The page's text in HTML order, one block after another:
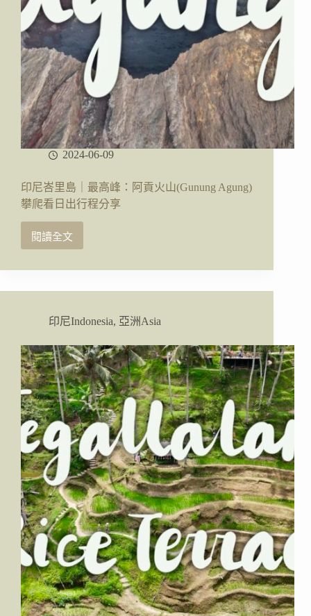
2024-06-09
印尼峇里島｜最高峰：阿貢火山(Gunung Agung)
攀爬看日出行程分享
閱讀全文
印
峇
｜
最
高
峰：
阿
貢
火
山
(Gunung
Agung)
攀
爬
看
日
出
行
程
分
享
印尼Indonesia, 亞洲Asia